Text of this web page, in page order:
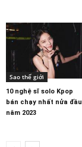
Sao thế giới
10 nghệ sĩ solo Kpop
bán chạy nhất nửa đầu
năm 2023